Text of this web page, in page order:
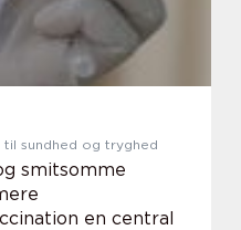
sundhed og tryghed
smitsomme
en central